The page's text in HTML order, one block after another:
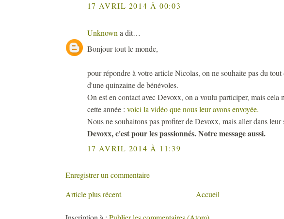
17 AVRIL 2014 À 00:03
Unknowna dit…
Bonjour tout le monde,
pour répondre à votre article Nicolas, on ne souhaite pas du
d'une quinzaine de bénévoles.
On est en contact avec Devoxx, on a voulu participer, mais cela
cette année : voici la vidéo que nous leur avons envoyée.
Nous ne souhaitons pas profiter de Devoxx, mais aller dans leur
Devoxx, c'est pour les passionnés. Notre message aussi.
17 AVRIL 2014 À 11:39
Enregistrer un commentaire
Article plus récent
Accueil